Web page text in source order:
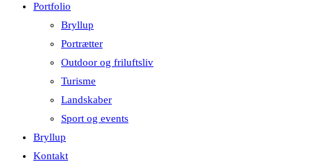
Portfolio
Bryllup
Portrætter
Outdoor og friluftsliv
Turisme
Landskaber
Sport og events
Bryllup
Kontakt